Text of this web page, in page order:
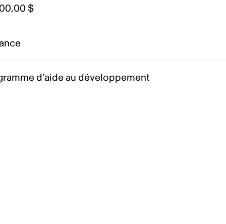
$
d’aide au développement